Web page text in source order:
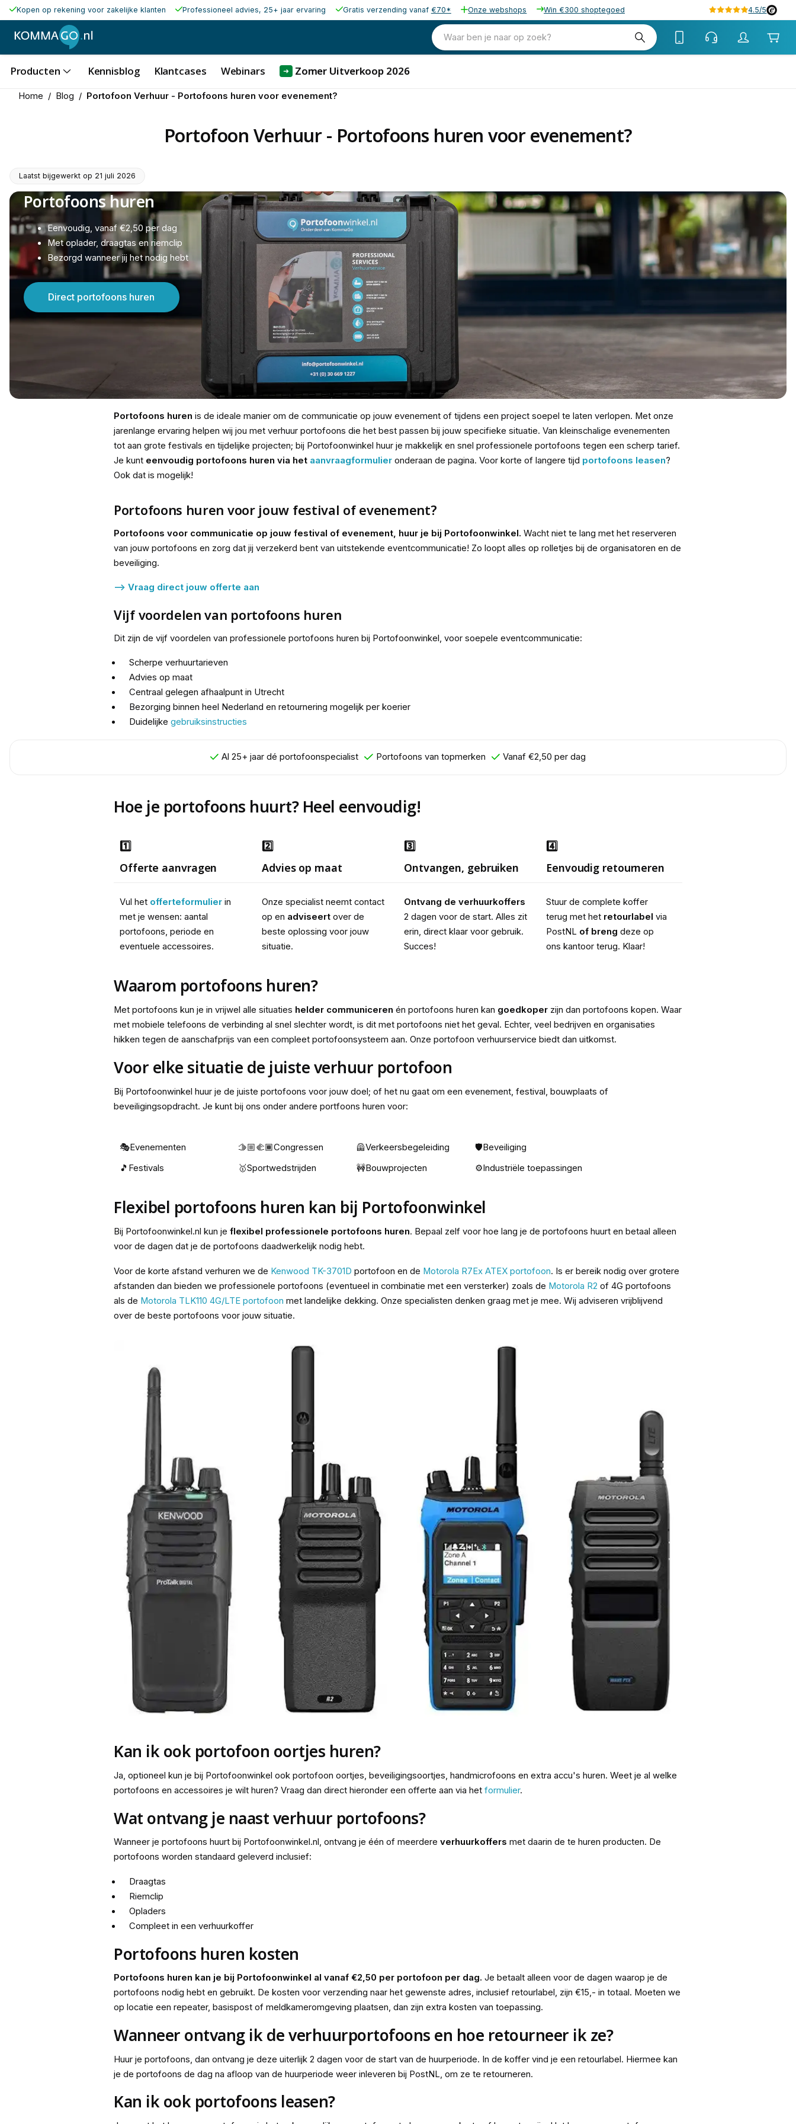
Kopen op rekening voor zakelijke klanten Professioneel advies, 25+ jaar ervaring Gratis verzending vanaf €70* Onze webshops Win €300 shoptegoed 4.5/5
Waar ben je naar op zoek?
Producten Kennisblog Klantcases Webinars ➜ Zomer Uitverkoop 2026
Home / Blog / Portofoon Verhuur - Portofoons huren voor evenement?
Portofoon Verhuur - Portofoons huren voor evenement?
Laatst bijgewerkt op 21 juli 2026
Portofoons huren
Eenvoudig, vanaf €2,50 per dag
Met oplader, draagtas en riemclip
Bezorgd wanneer jij het nodig hebt
Direct portofoons huren
Portofoons huren is de ideale manier om de communicatie op jouw evenement of tijdens een project soepel te laten verlopen. Met onze
jarenlange ervaring helpen wij jou met verhuur portofoons die het best passen bij jouw specifieke situatie. Van kleinschalige evenementen
tot aan grote festivals en tijdelijke projecten; bij Portofoonwinkel huur je makkelijk en snel professionele portofoons tegen een scherp tarief.
Je kunt eenvoudig portofoons huren via het aanvraagformulier onderaan de pagina. Voor korte of langere tijd portofoons leasen?
Ook dat is mogelijk!
Portofoons huren voor jouw festival of evenement?
Portofoons voor communicatie op jouw festival of evenement, huur je bij Portofoonwinkel. Wacht niet te lang met het reserveren
van jouw portofoons en zorg dat jij verzekerd bent van uitstekende eventcommunicatie! Zo loopt alles op rolletjes bij de organisatoren en de
beveiliging.
--> Vraag direct jouw offerte aan
Vijf voordelen van portofoons huren
Dit zijn de vijf voordelen van professionele portofoons huren bij Portofoonwinkel, voor soepele eventcommunicatie:
Scherpe verhuurtarieven
Advies op maat
Centraal gelegen afhaalpunt in Utrecht
Bezorging binnen heel Nederland en retournering mogelijk per koerier
Duidelijke gebruiksinstructies
Al 25+ jaar dé portofoonspecialist Portofoons van topmerken Vanaf €2,50 per dag
Hoe je portofoons huurt? Heel eenvoudig!
1️⃣
Offerte aanvragen
2️⃣
Advies op maat
3️⃣
Ontvangen, gebruiken
4️⃣
Eenvoudig retourneren
Vul het offerteformulier in
met je wensen: aantal
portofoons, periode en
eventuele accessoires.
Onze specialist neemt contact
op en adviseert over de
beste oplossing voor jouw
situatie.
Ontvang de verhuurkoffers
2 dagen voor de start. Alles zit
erin, direct klaar voor gebruik.
Succes!
Stuur de complete koffer
terug met het retourlabel via
PostNL of breng deze op
ons kantoor terug. Klaar!
Waarom portofoons huren?
Met portofoons kun je in vrijwel alle situaties helder communiceren én portofoons huren kan goedkoper zijn dan portofoons kopen. Waar
met mobiele telefoons de verbinding al snel slechter wordt, is dit met portofoons niet het geval. Echter, veel bedrijven en organisaties
hikken tegen de aanschafprijs van een compleet portofoonsysteem aan. Onze portofoon verhuurservice biedt dan uitkomst.
Voor elke situatie de juiste verhuur portofoon
Bij Portofoonwinkel huur je de juiste portofoons voor jouw doel; of het nu gaat om een evenement, festival, bouwplaats of
beveiligingsopdracht. Je kunt bij ons onder andere portfoons huren voor:
🎭Evenementen
🎵Festivals
🫱🏼‍🫲🏾Congressen
🥇Sportwedstrijden
🦺Verkeersbegeleiding
🚧Bouwprojecten
🛡️Beveiliging
⚙️Industriële toepassingen
Flexibel portofoons huren kan bij Portofoonwinkel
Bij Portofoonwinkel.nl kun je flexibel professionele portofoons huren. Bepaal zelf voor hoe lang je de portofoons huurt en betaal alleen
voor de dagen dat je de portofoons daadwerkelijk nodig hebt.
Voor de korte afstand verhuren we de Kenwood TK-3701D portofoon en de Motorola R7Ex ATEX portofoon. Is er bereik nodig over grotere
afstanden dan bieden we professionele portofoons (eventueel in combinatie met een versterker) zoals de Motorola R2 of 4G portofoons
als de Motorola TLK110 4G/LTE portofoon met landelijke dekking. Onze specialisten denken graag met je mee. Wij adviseren vrijblijvend
over de beste portofoons voor jouw situatie.
Kan ik ook portofoon oortjes huren?
Ja, optioneel kun je bij Portofoonwinkel ook portofoon oortjes, beveiligingsoortjes, handmicrofoons en extra accu's huren. Weet je al welke
portofoons en accessoires je wilt huren? Vraag dan direct hieronder een offerte aan via het formulier.
Wat ontvang je naast verhuur portofoons?
Wanneer je portofoons huurt bij Portofoonwinkel.nl, ontvang je één of meerdere verhuurkoffers met daarin de te huren producten. De
portofoons worden standaard geleverd inclusief:
Draagtas
Riemclip
Opladers
Compleet in een verhuurkoffer
Portofoons huren kosten
Portofoons huren kan je bij Portofoonwinkel al vanaf €2,50 per portofoon per dag. Je betaalt alleen voor de dagen waarop je de
portofoons nodig hebt en gebruikt. De kosten voor verzending naar het gewenste adres, inclusief retourlabel, zijn €15,- in totaal. Moeten we
op locatie een repeater, basispost of meldkameromgeving plaatsen, dan zijn extra kosten van toepassing.
Wanneer ontvang ik de verhuurportofoons en hoe retourneer ik ze?
Huur je portofoons, dan ontvang je deze uiterlijk 2 dagen voor de start van de huurperiode. In de koffer vind je een retourlabel. Hiermee kan
je de portofoons de dag na afloop van de huurperiode weer inleveren bij PostNL, om ze te retourneren.
Kan ik ook portofoons leasen?